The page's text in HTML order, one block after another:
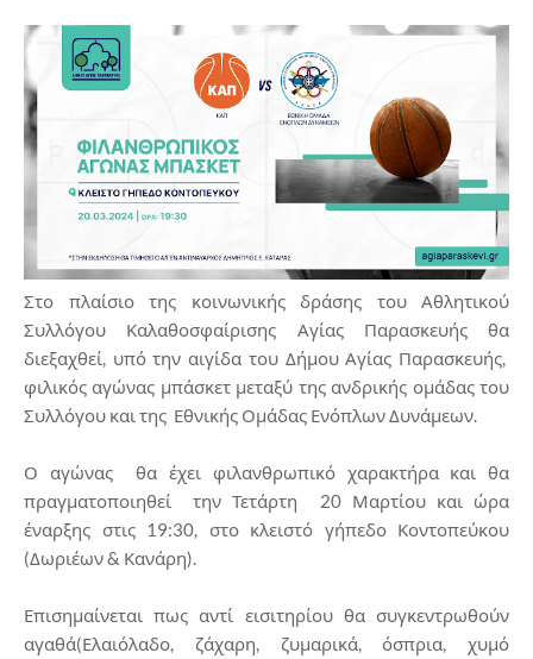
Στο πλαίσιο της κοινωνικής δράσης του Αθλητικού
Συλλόγου Καλαθοσφαίρισης Αγίας Παρασκευής θα
διεξαχθεί, υπό την αιγίδα του Δήμου Αγίας Παρασκευής,
φιλικός αγώνας μπάσκετ μεταξύ της ανδρικής ομάδας του
Συλλόγου και της Εθνικής Ομάδας Ενόπλων Δυνάμεων.
Ο αγώνας θα έχει φιλανθρωπικό χαρακτήρα και θα
πραγματοποιηθεί την Τετάρτη 20 Μαρτίου και ώρα
έναρξης στις 19:30, στο κλειστό γήπεδο Κοντοπεύκου
(Δωριέων & Κανάρη).
Επισημαίνεται πως αντί εισιτηρίου θα συγκεντρωθούν
αγαθά(Ελαιόλαδο, ζάχαρη, ζυμαρικά, όσπρια, χυμό